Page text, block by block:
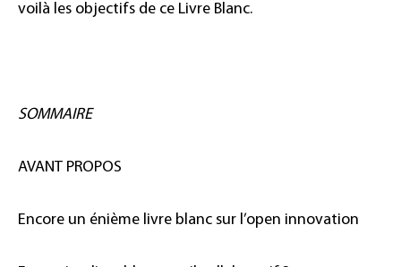
voilà les objectifs de ce Livre Blanc.
SOMMAIRE
AVANT PROPOS
Encore un énième livre blanc sur l’open innovation